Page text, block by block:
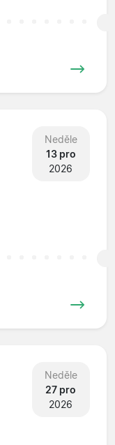
Neděle
13 pro
2026
Neděle
27 pro
2026